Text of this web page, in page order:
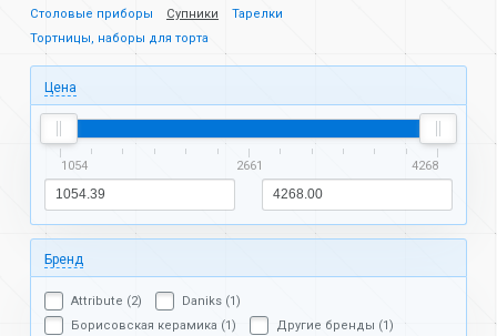
Столовые приборы
Супники
Тарелки
Тортницы, наборы для торта
Цена
1054 2661 4268
Бренд
Attribute (2)
Daniks (1)
Борисовская керамика (1)
Другие бренды (1)